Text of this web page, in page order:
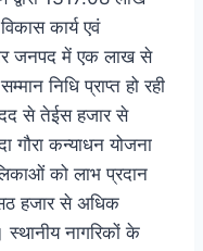
कार्य एवं
जनपद में एक लाख से
निधि प्राप्त हो रही
से तेईस हजार से
गौरा कन्याधन योजना
को लाभ प्रदान
हजार से अधिक
स्थानीय नागरिकों के